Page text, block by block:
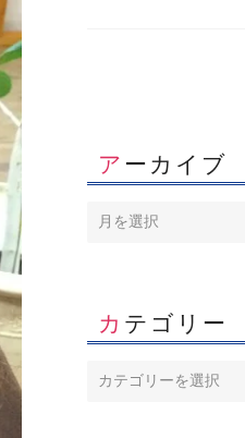
アーカイブ
カテゴリー